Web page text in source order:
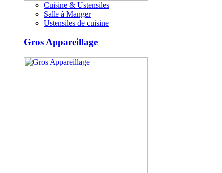
Cuisine & Ustensiles
Salle à Manger
Ustensiles de cuisine
Gros Appareillage